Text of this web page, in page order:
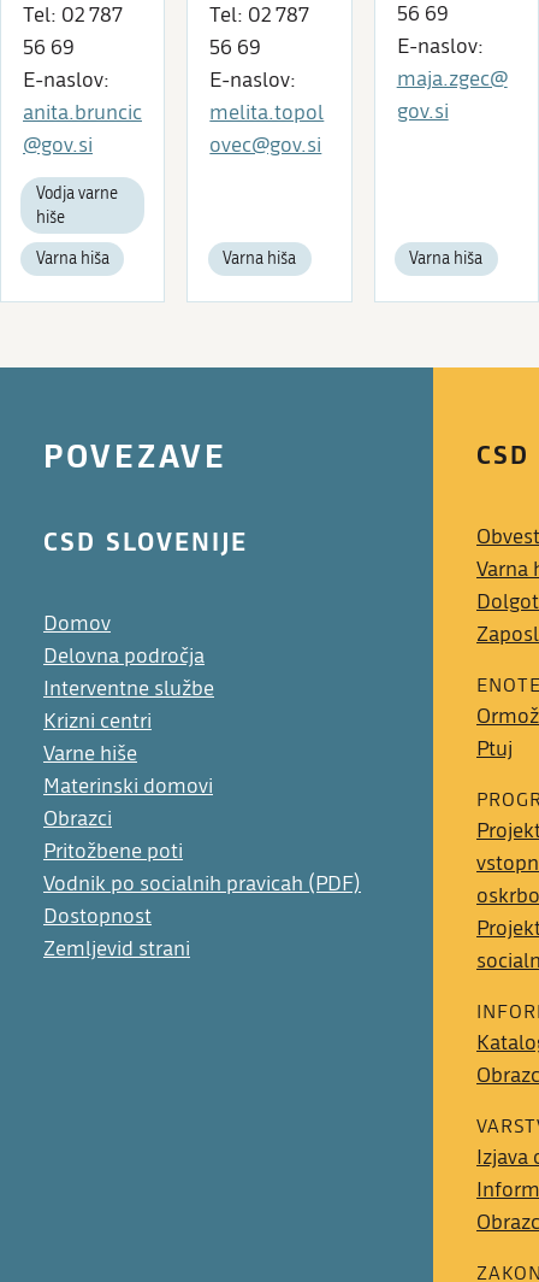
Tel: 02 787
56 69
E-naslov:
anita.bruncic
@gov.si
Vodja varne
hiše
Varna hiša
Tel: 02 787
56 69
E-naslov:
melita.topol
ovec@gov.si
Varna hiša
56 69
E-naslov:
maja.zgec@
gov.si
Varna hiša
POVEZAVE
CSD SLOVENIJE
Domov
Delovna področja
Interventne službe
Krizni centri
Varne hiše
Materinski domovi
Obrazci
Pritožbene poti
Vodnik po socialnih pravicah (PDF)
Dostopnost
Zemljevid strani
CSD
Varna
Ormož
Ptuj
oskrbo
Izjava